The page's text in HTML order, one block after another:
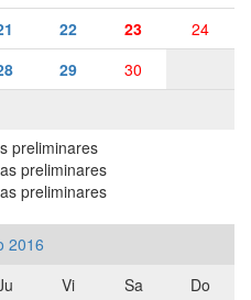
22 23
24
29 30
preliminares
preliminares
preliminares
2016
Vi Sa
Do